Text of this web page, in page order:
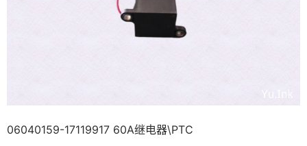
06040159-17119917 60A继电器\PTC